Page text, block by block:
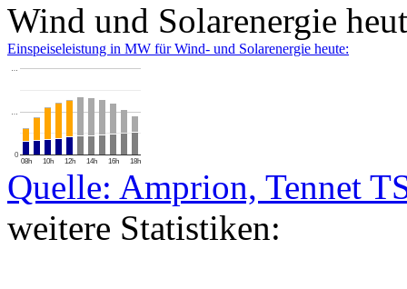
Wind und Solarenergie
Einspeiseleistung in MW für Wind- und Solarenergie heute:
08h 10h 12h 14h 16h 18h
0
…
…
Quelle: Amprion, Tennet
weitere Statistiken: